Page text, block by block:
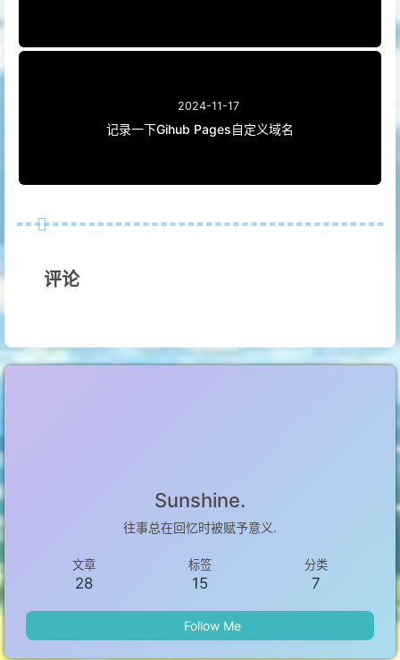
2024-11-17
记录一下Gihub Pages自定义域名
评论
Sunshine.
往事总在回忆时被赋予意义.
文章
28
标签
15
分类
7
Follow Me